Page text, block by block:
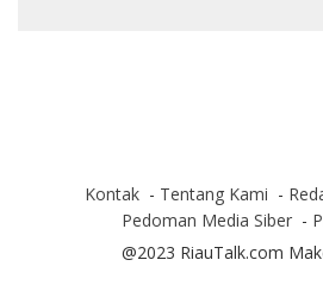
Kontak Tentang Kami
Pedoman Media Siber
@2023 RiauTalk.com